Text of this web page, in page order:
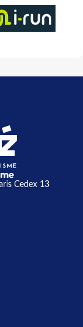
Cedex 13